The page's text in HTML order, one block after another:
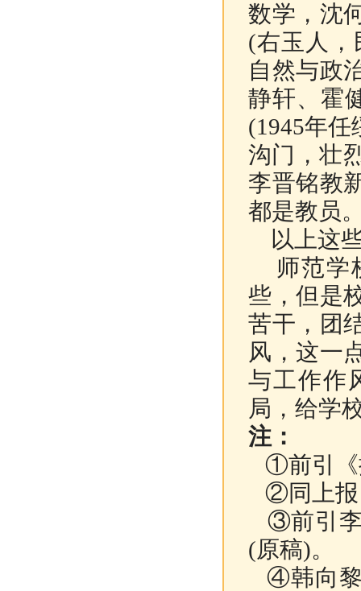
数学，沈
(右玉人，
自然与政
静轩、霍
(1945年
沟门，壮
李晋铭教
都是教员
以上这
师范学
些，但是
苦干，团
风，这一
与工作作
局，给学
注：
①前引《
②同上报
③前引李
(原稿)。
④韩向黎